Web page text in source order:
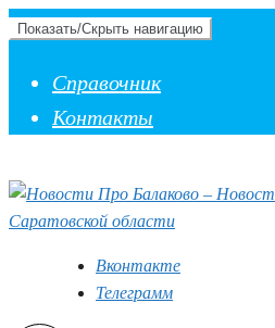
Показать/Скрыть навигацию
Справочник
Контакты
Вконтакте
Телеграмм